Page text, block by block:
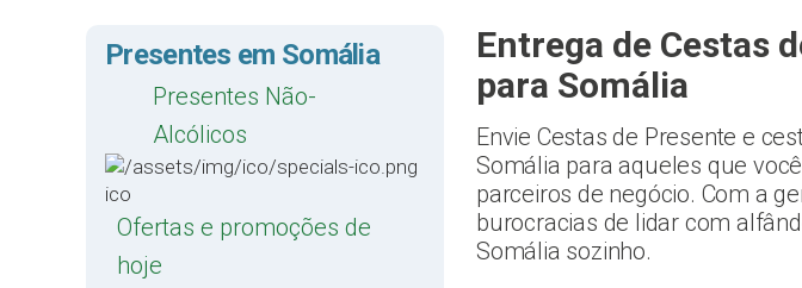
Presentes em Somália
Presentes Não-
Alcólicos
Ofertas e promoções de
hoje
Entrega de Cestas
para Somália
Envie Cestas de Presente e
Somália para aqueles que
parceiros de negócio. Com a
burocracias de lidar com
Somália sozinho.